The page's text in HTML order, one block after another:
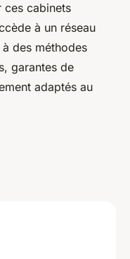
ces cabinets
à un réseau
des méthodes
garantes de
adaptés au